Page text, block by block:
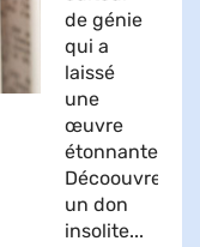
de génie
qui a
laissé
une
œuvre
étonnante.
Décoouvrez
un don
insolite...